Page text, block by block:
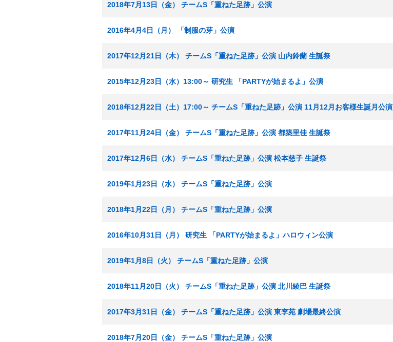
2018年7月13日（金） チームS「重ねた足跡」公演
2016年4月4日（月） 「制服の芽」公演
2017年12月21日（木） チームS「重ねた足跡」公演 山内鈴蘭 生誕祭
2015年12月23日（水）13:00～ 研究生 「PARTYが始まるよ」公演
2018年12月22日（土）17:00～ チームS「重ねた足跡」公演 11月12月お客様生誕月公演
2017年11月24日（金） チームS「重ねた足跡」公演 都築里佳 生誕祭
2017年12月6日（水） チームS「重ねた足跡」公演 松本慈子 生誕祭
2019年1月23日（水） チームS「重ねた足跡」公演
2018年1月22日（月） チームS「重ねた足跡」公演
2016年10月31日（月） 研究生 「PARTYが始まるよ」ハロウィン公演
2019年1月8日（火） チームS「重ねた足跡」公演
2018年11月20日（火） チームS「重ねた足跡」公演 北川綾巴 生誕祭
2017年3月31日（金） チームS「重ねた足跡」公演 東李苑 劇場最終公演
2018年7月20日（金） チームS「重ねた足跡」公演